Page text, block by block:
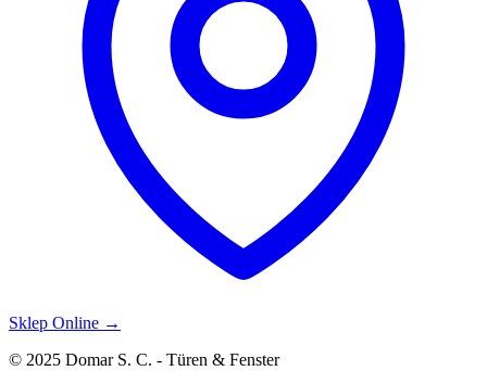
Sklep Online →
© 2025 Domar S. C. - Türen & Fenster